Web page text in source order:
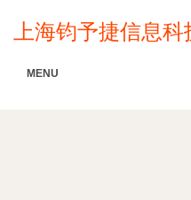
上海钧予捷信息
MENU